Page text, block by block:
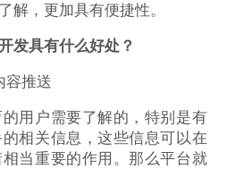
解，更加具有便捷性。
发具有什么好处？
容推送
用户需要了解的，特别是有
相关信息，这些信息可以在
当重要的作用。那么平台就